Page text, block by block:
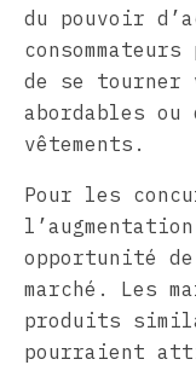
du pouvoir
de se tourner
abordables
vêtements.
Pour les
opportunité
marché. Les
produits
pourraient